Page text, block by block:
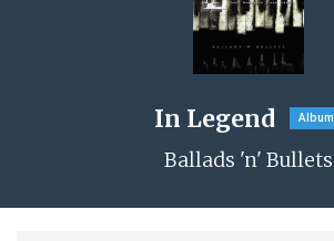
In Legend Album
Ballads 'n' Bullets